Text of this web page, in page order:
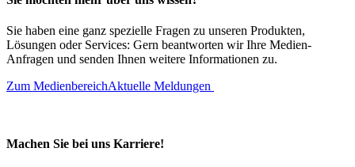
Sie haben eine ganz spezielle Fragen zu unseren Produkten,
Lösungen oder Services: Gern beantworten wir Ihre Medien-
Anfragen und senden Ihnen weitere Informationen zu.
Zum MedienbereichAktuelle Meldungen
Machen Sie bei uns Karriere!